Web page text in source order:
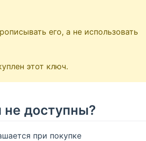
его, а не использовать
этот ключ.
не доступны?
при покупке